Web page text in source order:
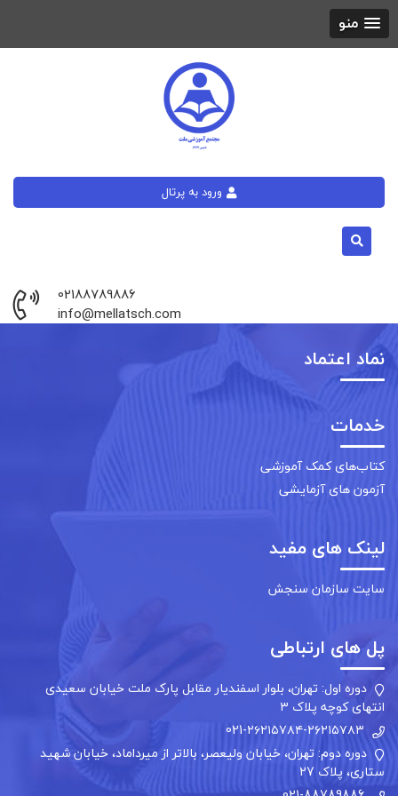
منو
ورود به پرتال
02188789886
info@mellatsch.com
نماد اعتماد
خدمات
کتاب‌های کمک آموزشی
آزمون های آزمایشی
لینک های مفید
سایت سازمان سنجش
پل های ارتباطی
دوره اول: تهران، بلوار اسفندیار مقابل پارک ملت خیابان سعیدی
انتهای کوچه پلاک ۳
021-۲۶۲۱۵۷۸۴-۲۶۲۱۵۷۸۳
دوره دوم: تهران، خیابان ولیعصر، بالاتر از میرداماد، خیابان شهید
ستاری، پلاک 27